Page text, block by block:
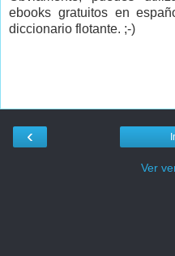
ebooks gratuitos en
diccionario flotante. ;-)
‹
Ver